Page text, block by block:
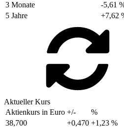
3 Monate
-5,61
5 Jahre
+7,62
Aktueller Kurs
Aktienkurs in Euro +/-
%
38,700
+0,470 +1,23 %